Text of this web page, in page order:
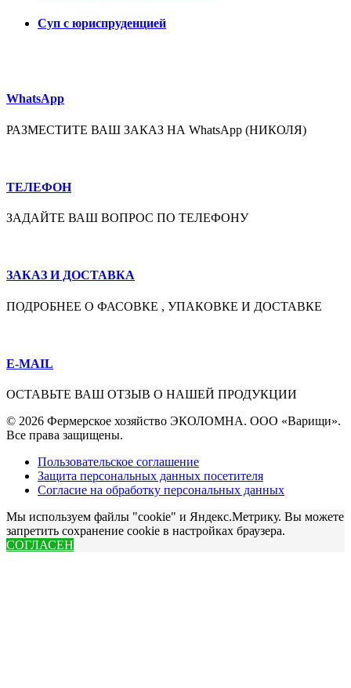
Суп с юриспруденцией
WhatsApp
РАЗМЕСТИТЕ ВАШ ЗАКАЗ НА WhatsApp (НИКОЛЯ)
ТЕЛЕФОН
ЗАДАЙТЕ ВАШ ВОПРОС ПО ТЕЛЕФОНУ
ЗАКАЗ И ДОСТАВКА
ПОДРОБНЕЕ О ФАСОВКЕ , УПАКОВКЕ И ДОСТАВКЕ
E-MAIL
ОСТАВЬТЕ ВАШ ОТЗЫВ О НАШЕЙ ПРОДУКЦИИ
© 2026 Фермерское хозяйство ЭКОЛОМНА. ООО «Варищи».
Все права защищены.
Пользовательское соглашение
Защита персональных данных посетителя
Согласие на обработку персональных данных
Мы используем файлы "cookie" и Яндекс.Метрику. Вы можете
запретить сохранение cookie в настройках браузера.
СОГЛАСЕН